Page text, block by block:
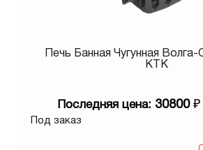
Печь Банная Чугунная
КТК
Последняя цена: 30800 ₽
Под заказ